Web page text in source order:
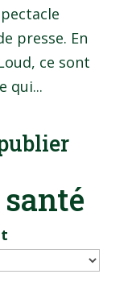
presse. En
ce sont
qui...